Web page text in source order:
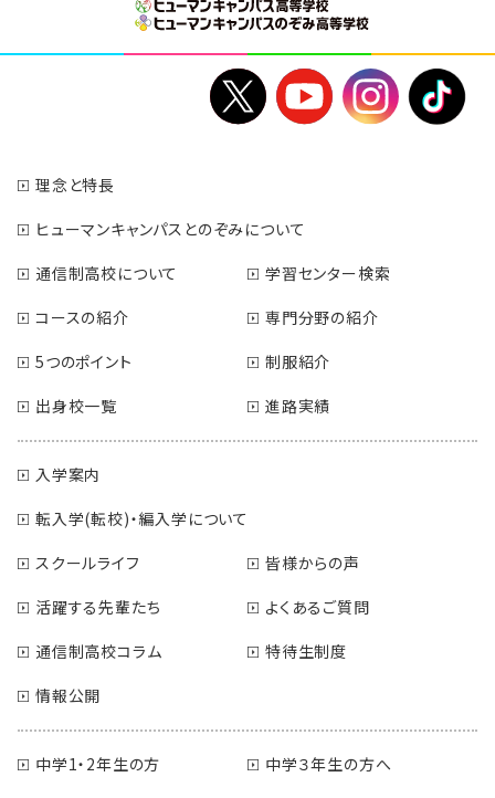
理念と特長
ヒューマンキャンパスとのぞみについて
通信制高校について
学習センター検索
コースの紹介
専門分野の紹介
5つのポイント
制服紹介
出身校一覧
進路実績
入学案内
転入学(転校)・編入学について
スクールライフ
皆様からの声
活躍する先輩たち
よくあるご質問
通信制高校コラム
特待生制度
情報公開
中学1・2年生の方
中学３年生の方へ